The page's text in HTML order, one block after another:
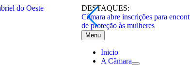
DESTAQUES:
Câmara abre inscrições para
de proteção às mulheres
Menu
Inicio
A Câmara